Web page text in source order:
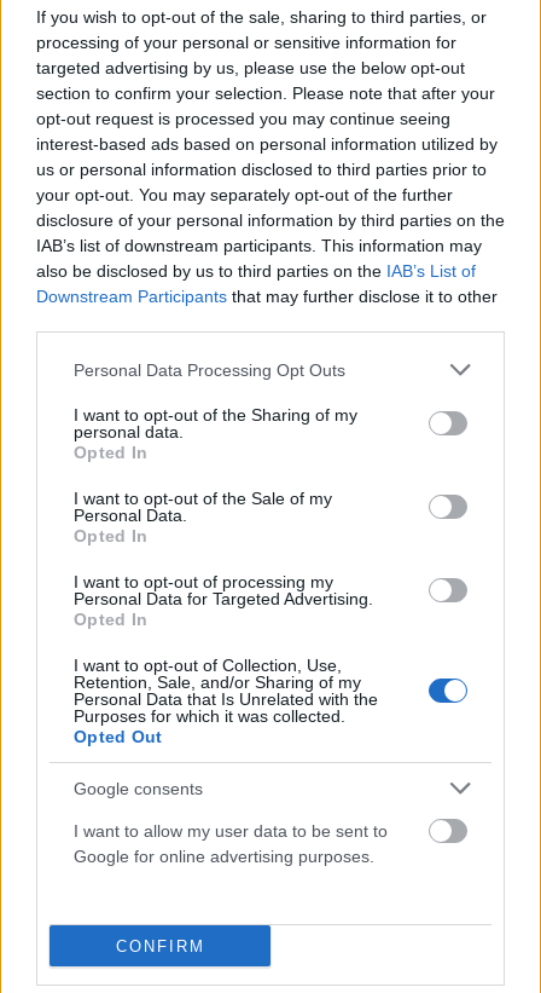
If you wish to opt-out of the sale, sharing to third parties, or
processing of your personal or sensitive information for
targeted advertising by us, please use the below opt-out
section to confirm your selection. Please note that after your
opt-out request is processed you may continue seeing
interest-based ads based on personal information utilized by
us or personal information disclosed to third parties prior to
your opt-out. You may separately opt-out of the further
disclosure of your personal information by third parties on the
IAB’s list of downstream participants. This information may
also be disclosed by us to third parties on the IAB’s List of
Downstream Participants that may further disclose it to other
Please note that this website/app uses one or more Google
not limited to your visit or usage behaviour. You may click to
grant or deny consent to Google and its third-party tags to
use your data for below specified purposes in below Google
consent section.
Personal Data Processing Opt Outs
I want to opt-out of the Sharing of my
personal data.
Opted In
I want to opt-out of the Sale of my
Personal Data.
Opted In
I want to opt-out of processing my
Personal Data for Targeted Advertising.
Opted In
I want to opt-out of Collection, Use,
Retention, Sale, and/or Sharing of my
Personal Data that Is Unrelated with the
Purposes for which it was collected.
Opted Out
Google consents
I want to allow my user data to be sent to
Google for online advertising purposes.
CONFIRM
Την Θεσσαλονίκη και τον ΟΣΕΘ επισκέφθηκε το μεσημέρι της
Δευτέρας ο Χρήστος Σταϊκούρας όπου συμμετείχε στην σύσκεψη
που υλοποιήθηκε τις…
Θεσσαλονίκης
ΑΝΑΡΤΗΘΗΚΕ ΑΠΟ
Έντεκα γραμμές «αλλάζουν» και μια νέα δημιουργείται
Τι περιείχε ο φάκελος που πήγε ο Χρήστος